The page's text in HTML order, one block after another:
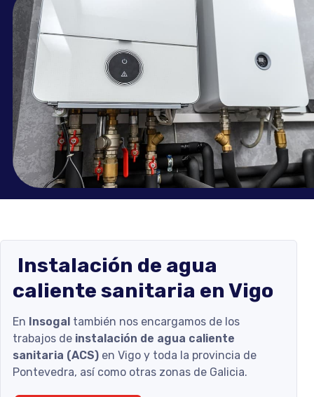
Instalación de agua
caliente sanitaria en Vigo
En Insogaltambién nos encargamos de los
trabajos de instalación de agua caliente
sanitaria (ACS)en Vigo y toda la provincia de
Pontevedra, así como otras zonas de Galicia.